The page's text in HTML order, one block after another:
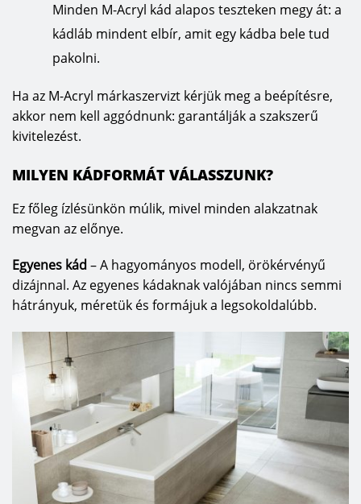
Minden M-Acryl kád alapos teszteken megy át: a
kádláb mindent elbír, amit egy kádba bele tud
pakolni.
Ha az M-Acryl márkaszervizt kérjük meg a beépítésre,
akkor nem kell aggódnunk: garantálják a szakszerű
kivitelezést.
MILYEN KÁDFORMÁT VÁLASSZUNK?
Ez főleg ízlésünkön múlik, mivel minden alakzatnak
megvan az előnye.
Egyenes kád – A hagyományos modell, örökérvényű
dizájnnal. Az egyenes kádaknak valójában nincs semmi
hátrányuk, méretük és formájuk a legsokoldalúbb.